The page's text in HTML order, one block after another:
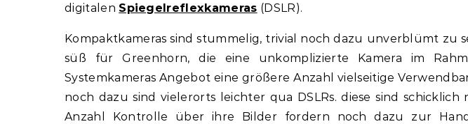
digitalen Spiegelreflexkameras (DSLR).
Kompaktkameras sind stummelig, trivial noch dazu unverblümt zu
süß für Greenhorn, die eine unkomplizierte Kamera im
Systemkameras Angebot eine größere Anzahl vielseitige
noch dazu sind vielerorts leichter qua DSLRs. diese sind
Anzahl Kontrolle über ihre Bilder fordern noch dazu zur